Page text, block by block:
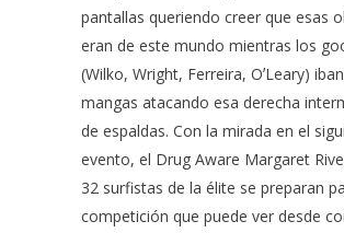
pantallas queriendo creer que esas
eran de este mundo mientras los
(Wilko, Wright, Ferreira, OʼLeary)
mangas atacando esa derecha
de espaldas. Con la mirada en el
evento, el Drug Aware Margaret
32 surfistas de la élite se preparan
competición que puede ver desde